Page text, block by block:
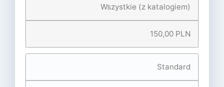
Wszystkie (z katalogiem)
150,00 PLN
Standard